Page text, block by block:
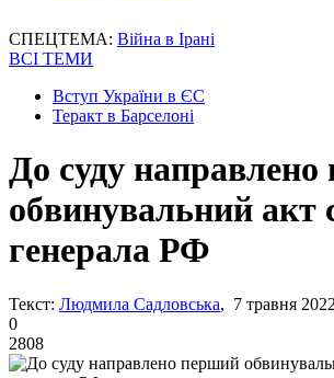
СПЕЦТЕМА: Війна в Ірані
ВСІ ТЕМИ
Вступ України в ЄС
Теракт в Барселоні
До суду
обвинувальний акт
генерала РФ
Текст: Людмила Садловська, 7 травня
0
2808